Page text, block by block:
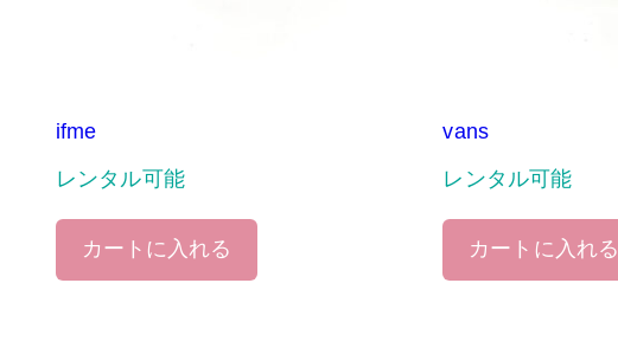
ifme
レンタル可能
カートに入れる
vans
レンタル可能
カートに入れる